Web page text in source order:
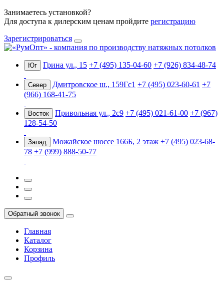
Занимаетесь установкой?
Для доступа к дилерским ценам пройдите регистрацию
Зарегистрироваться
Юг Грина ул., 15 +7 (495) 135-04-60 +7 (926) 834-48-74
Север Дмитровское ш., 159Гс1 +7 (495) 023-60-61 +7
(966) 168-41-75
Восток Привольная ул., 2с9 +7 (495) 021-61-00 +7 (967)
128-54-50
Запад Можайское шоссе 166Б, 2 этаж +7 (495) 023-68-
78 +7 (999) 888-50-77
Обратный звонок
Главная
Каталог
Корзина
Профиль